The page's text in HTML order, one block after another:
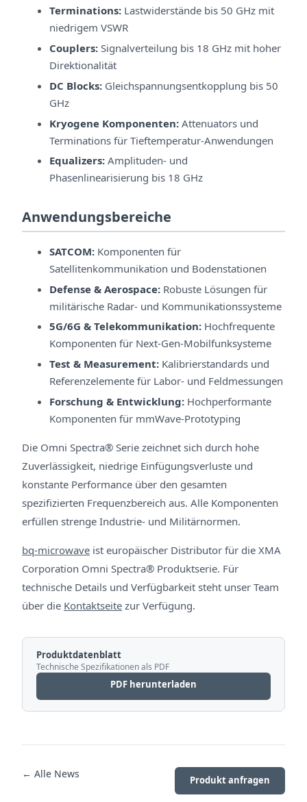
Terminations: Lastwiderstände bis 50 GHz mit
niedrigem VSWR
Couplers: Signalverteilung bis 18 GHz mit hoher
Direktionalität
DC Blocks: Gleichspannungsentkopplung bis 50
GHz
Kryogene Komponenten: Attenuators und
Terminations für Tieftemperatur-Anwendungen
Equalizers: Amplituden- und
Phasenlinearisierung bis 18 GHz
Anwendungsbereiche
SATCOM: Komponenten für
Satellitenkommunikation und Bodenstationen
Defense & Aerospace: Robuste Lösungen für
militärische Radar- und Kommunikationssysteme
5G/6G & Telekommunikation: Hochfrequente
Komponenten für Next-Gen-Mobilfunksysteme
Test & Measurement: Kalibrierstandards und
Referenzelemente für Labor- und Feldmessungen
Forschung & Entwicklung: Hochperformante
Komponenten für mmWave-Prototyping
Die Omni Spectra® Serie zeichnet sich durch hohe
Zuverlässigkeit, niedrige Einfügungsverluste und
konstante Performance über den gesamten
spezifizierten Frequenzbereich aus. Alle Komponenten
erfüllen strenge Industrie- und Militärnormen.
bq-microwave ist europäischer Distributor für die XMA
Corporation Omni Spectra® Produktserie. Für
technische Details und Verfügbarkeit steht unser Team
über die Kontaktseite zur Verfügung.
Produktdatenblatt
Technische Spezifikationen als PDF
PDF herunterladen
← Alle News Produkt anfragen